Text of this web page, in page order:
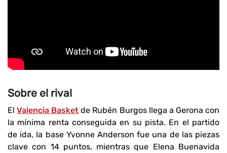
Sobre el rival
ElValencia Basket de Rubén Burgos llega a Gerona con
la mínima renta conseguida en su pista. En el partido
de ida, la base Yvonne Anderson fue una de las piezas
clave con 14 puntos, mientras que Elena Buenavida